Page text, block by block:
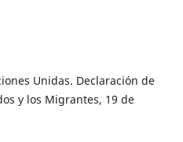
Unidas. Declaración de
y los Migrantes, 19 de